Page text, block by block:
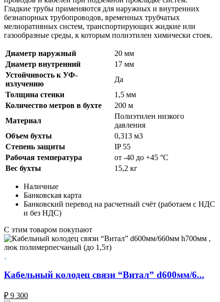
Гладкие трубы применяются для наружных и внутренних
безнапорных трубопроводов, временных трубчатых
мелиоративных систем, транспортирующих жидкие или
газообразные среды, к которым полиэтилен химически стоек.
Диаметр наружный
20 мм
Диаметр внутренний
17 мм
Устойчивость к УФ-
излучению
Да
Толщина стенки
1,5 мм
Количество метров в бухте
200 м
Материал
Полиэтилен низкого
давления
Объем бухты
0,313 м3
Степень защиты
IP 55
Рабочая температура
от -40 до +45 °С
Вес бухты
15,2 кг
Наличные
Банковская карта
Банковский перевод на расчетный счёт (работаем с НДС
и без НДС)
C этим товаром покупают
Кабельный колодец связи “Витал” d600мм/6...
₽ 9 300